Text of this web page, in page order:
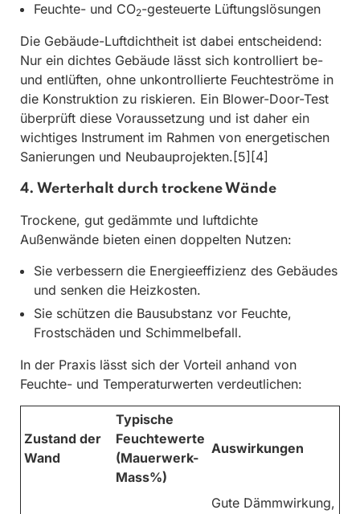
Feuchte- und CO2-gesteuerte Lüftungslösungen
Die Gebäude-Luftdichtheit ist dabei entscheidend:
Nur ein dichtes Gebäude lässt sich kontrolliert be-
und entlüften, ohne unkontrollierte Feuchteströme in
die Konstruktion zu riskieren. Ein Blower-Door-Test
überprüft diese Voraussetzung und ist daher ein
wichtiges Instrument im Rahmen von energetischen
Sanierungen und Neubauprojekten.[5][4]
4. Werterhalt durch trockene Wände
Trockene, gut gedämmte und luftdichte
Außenwände bieten einen doppelten Nutzen:
Sie verbessern die Energieeffizienz des Gebäudes
und senken die Heizkosten.
Sie schützen die Bausubstanz vor Feuchte,
Frostschäden und Schimmelbefall.
In der Praxis lässt sich der Vorteil anhand von
Feuchte- und Temperaturwerten verdeutlichen:
Zustand der
Wand
Typische
Feuchtewerte
(Mauerwerk-
Mass%)
Auswirkungen
Gute Dämmwirkung,